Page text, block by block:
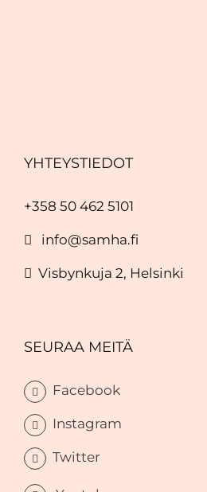
YHTEYSTIEDOT
+358 50 462 5101
info@samha.fi
Visbynkuja 2, Helsinki
SEURAA MEITÄ
Facebook
Instagram
Twitter